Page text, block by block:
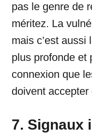
pas le genre de
méritez. La
mais c’est aussi
plus profonde
connexion que
doivent accepter
7. Signaux